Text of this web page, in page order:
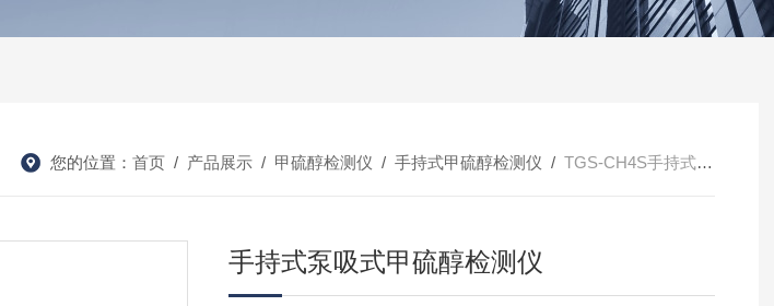
您的位置： 首页/ 产品展示/ 甲硫醇检测仪 / 手持式甲硫醇检测仪 / TGS-CH4S手持式泵吸式甲硫醇检测仪
手持式泵吸式甲硫醇检测仪